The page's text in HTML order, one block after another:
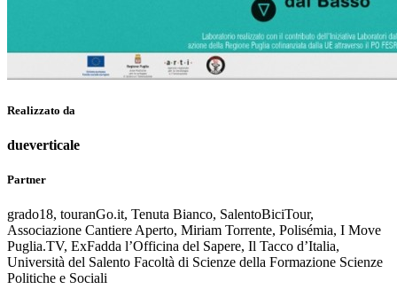
Realizzato da
dueverticale
Partner
grado18, touranGo.it, Tenuta Bianco, SalentoBiciTour,
Associazione Cantiere Aperto, Miriam Torrente, Polisémia, I Move
Puglia.TV, ExFadda l’Officina del Sapere, Il Tacco d’Italia,
Università del Salento Facoltà di Scienze della Formazione Scienze
Politiche e Sociali